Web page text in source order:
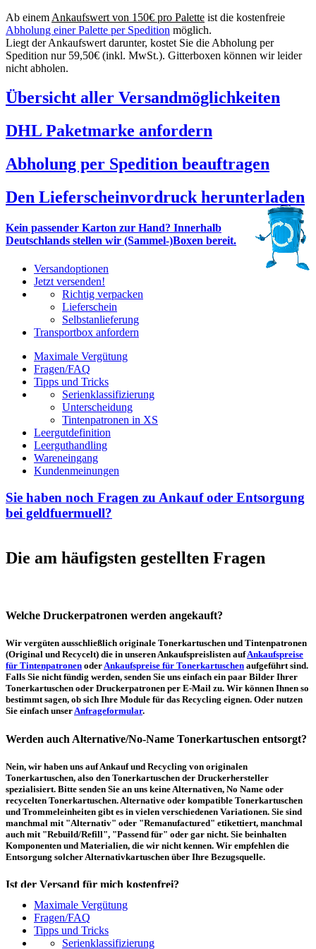
Ab einem Ankaufswert von 150€ pro Palette ist die kostenfreie
Abholung einer Palette per Spedition möglich.
Liegt der Ankaufswert darunter, kostet Sie die Abholung per
Spedition nur 59,50€ (inkl. MwSt.). Gitterboxen können wir leider
nicht abholen.
Übersicht aller Versandmöglichkeiten
DHL Paketmarke anfordern
Abholung per Spedition beauftragen
Den Lieferscheinvordruck herunterladen
Kein passender Karton zur Hand? Innerhalb
Deutschlands stellen wir (Sammel-)Boxen bereit.
Versandoptionen
Jetzt versenden!
Richtig verpacken
Lieferschein
Selbstanlieferung
Transportbox anfordern
Maximale Vergütung
Fragen/FAQ
Tipps und Tricks
Serienklassifizierung
Unterscheidung
Tintenpatronen in XS
Leergutdefinition
Leerguthandling
Wareneingang
Kundenmeinungen
Sie haben noch Fragen zu Ankauf oder Entsorgung
bei geldfuermuell?
Die am häufigsten gestellten Fragen
Welche Druckerpatronen werden angekauft?
Wir vergüten ausschließlich originale Tonerkartuschen und Tintenpatronen
(Original und Recycelt) die in unseren Ankaufspreislisten aufAnkaufspreise
für Tintenpatronen oderAnkaufspreise für Tonerkartuschen aufgeführt sind.
Falls Sie nicht fündig werden, senden Sie uns einfach ein paar Bilder Ihrer
Tonerkartuschen oder Druckerpatronen per E-Mail zu. Wir können Ihnen so
bestimmt sagen, ob sich Ihre Module für das Recycling eignen. Oder nutzen
Sie einfach unserAnfrageformular.
Werden auch Alternative/No-Name Tonerkartuschen entsorgt?
Nein, wir haben uns auf Ankauf und Recycling von originalen
Tonerkartuschen, also den Tonerkartuschen der Druckerhersteller
spezialisiert. Bitte senden Sie an uns keine Alternativen, No Name oder
recycelten Tonerkartuschen. Alternative oder kompatible Tonerkartuschen
und Trommeleinheiten gibt es in vielen verschiedenen Variationen. Sie sind
manchmal mit "Alternativ" oder "Remanufactured" etikettiert, manchmal
auch mit "Rebuild/Refill", "Passend für" oder gar nicht. Sie beinhalten
Komponenten und Materialien, die wir nicht kennen. Wir empfehlen die
Entsorgung solcher Alternativkartuschen über Ihre Bezugsquelle.
Ist der Versand für mich kostenfrei?
Ein kostenfreier, innerdeutscher Versand (Paketmarke bzw.
Palettenabholung) ist erst ab einem Ankaufswert von 30,00€ pro Paket bzw.
150,00€ pro Palette möglich. Unter diesen Werten belaufen sich die
Rücksendekosten auf 7,14€ pro Paket bzw. 59,50€ pro Palette (inkl. MwSt.).
Maximale Vergütung
Fragen/FAQ
Tipps und Tricks
Serienklassifizierung